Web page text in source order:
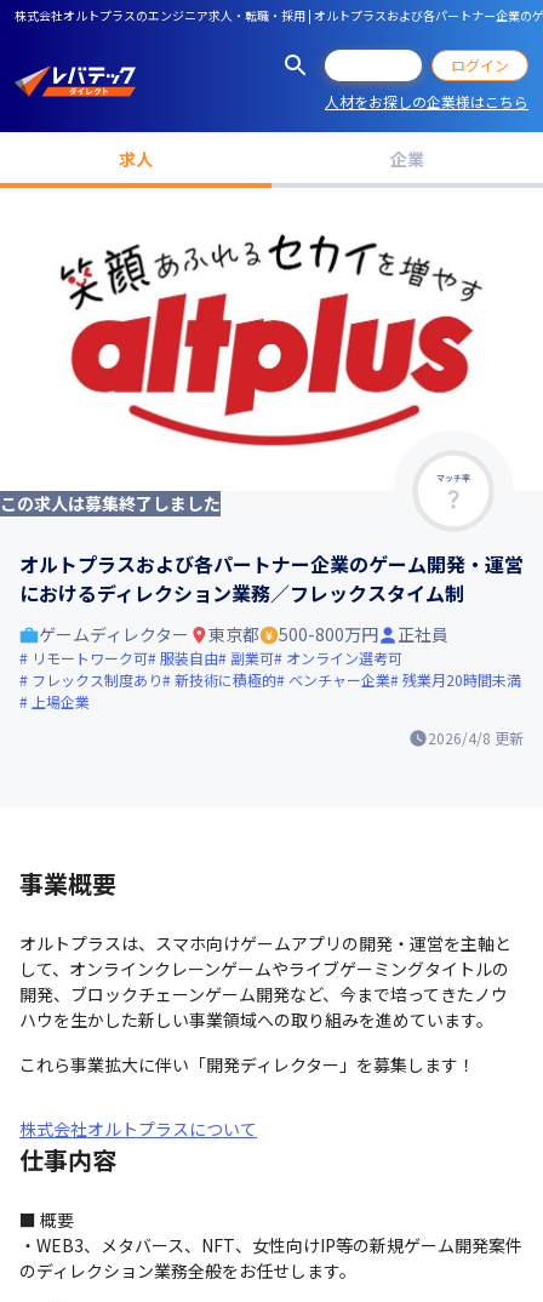
株式会社オルトプラスのエンジニア求人・転職・採用 | オルトプラスおよび各パートナー企業
ログイン
人材をお探しの企業様はこちら
求人 企業
マッチ率
この求人は募集終了しました
オルトプラスおよび各パートナー企業のゲーム開発・運営
におけるディレクション業務／フレックスタイム制
2026/4/8 更新
ゲームディレクター 東京都 500-800万円 正社員
リモートワーク可 服装自由 副業可
オンライン選考可
フレックス制度あり
新技術に積極的 ベンチャー企業 残業月20時間未満
上場企業
事業概要
オルトプラスは、スマホ向けゲームアプリの開発・運営を主軸と
して、オンラインクレーンゲームやライブゲーミングタイトルの
開発、ブロックチェーンゲーム開発など、今まで培ってきたノウ
ハウを生かした新しい事業領域への取り組みを進めています。
これら事業拡大に伴い「開発ディレクター」を募集します！
株式会社オルトプラスについて
仕事内容
■ 概要
・WEB3、メタバース、NFT、女性向けIP等の新規ゲーム開発案件
のディレクション業務全般をお任せします。